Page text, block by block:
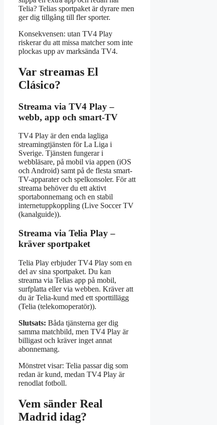
Telia? Telias sportpaket är dyrare men
ger dig tillgång till fler sporter.
Konsekvensen: utan TV4 Play
riskerar du att missa matcher som inte
plockas upp av marksända TV4.
Var streamas El
Clásico?
Streama via TV4 Play –
webb, app och smart-TV
TV4 Play är den enda lagliga
streamingtjänsten för La Liga i
Sverige. Tjänsten fungerar i
webbläsare, på mobil via appen (iOS
och Android) samt på de flesta smart-
TV-apparater och spelkonsoler. För att
streama behöver du ett aktivt
sportabonnemang och en stabil
internetuppkoppling (Live Soccer TV
(kanalguide)).
Streama via Telia Play –
kräver sportpaket
Telia Play erbjuder TV4 Play som en
del av sina sportpaket. Du kan
streama via Telias app på mobil,
surfplatta eller via webben. Kräver att
du är Telia-kund med ett sporttillägg
(Telia (telekomoperatör)).
Slutsats: Båda tjänsterna ger dig
samma matchbild, men TV4 Play är
billigast och kräver inget annat
abonnemang.
Mönstret visar: Telia passar dig som
redan är kund, medan TV4 Play är
renodlat fotboll.
Vem sänder Real
Madrid idag?